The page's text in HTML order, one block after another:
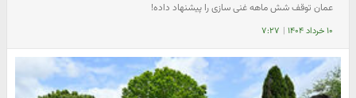
عمان توقف شش ماهه غنی سازی را پیشنهاد داده!
۱۰ خرداد ۱۴۰۴ | ۷:۲۷